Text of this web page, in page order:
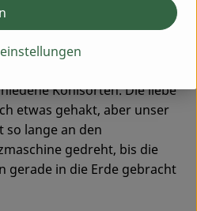
hat diese Woche die ersten
Kohlsorten. Die liebe
etwas gehakt, aber unser
so lange an den
gedreht, bis die
gerade in die Erde gebracht